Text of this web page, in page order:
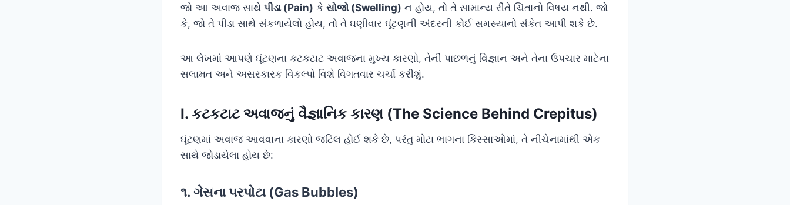
જો આ અવાજ સાથે પીડા (Pain) કે સોજો (Swelling) ન હોય, તો તે સામાન્ય રીતે ચિંતાનો વિષય નથી. જો
કે, જો તે પીડા સાથે સંકળાયેલો હોય, તો તે ઘણીવાર ઘૂંટણની અંદરની કોઈ સમસ્યાનો સંકેત આપી શકે છે.
આ લેખમાં આપણે ઘૂંટણના કટકટાટ અવાજના મુખ્ય કારણો, તેની પાછળનું વિજ્ઞાન અને તેના ઉપચાર માટેના
સલામત અને અસરકારક વિકલ્પો વિશે વિગતવાર ચર્ચા કરીશું.
I. કટકટાટ અવાજનું વૈજ્ઞાનિક કારણ (The Science Behind Crepitus)
ઘૂંટણમાં અવાજ આવવાના કારણો જટિલ હોઈ શકે છે, પરંતુ મોટા ભાગના કિસ્સાઓમાં, તે નીચેનામાંથી એક
સાથે જોડાયેલા હોય છે:
૧. ગેસના પરપોટા (Gas Bubbles)